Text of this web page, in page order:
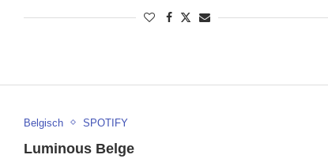
Belgisch SPOTIFY
Luminous Belge